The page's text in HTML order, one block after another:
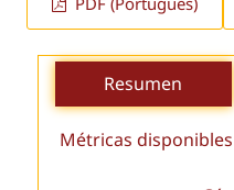
Resumen
Métricas disponibles